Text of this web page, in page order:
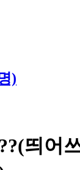
)
띄어